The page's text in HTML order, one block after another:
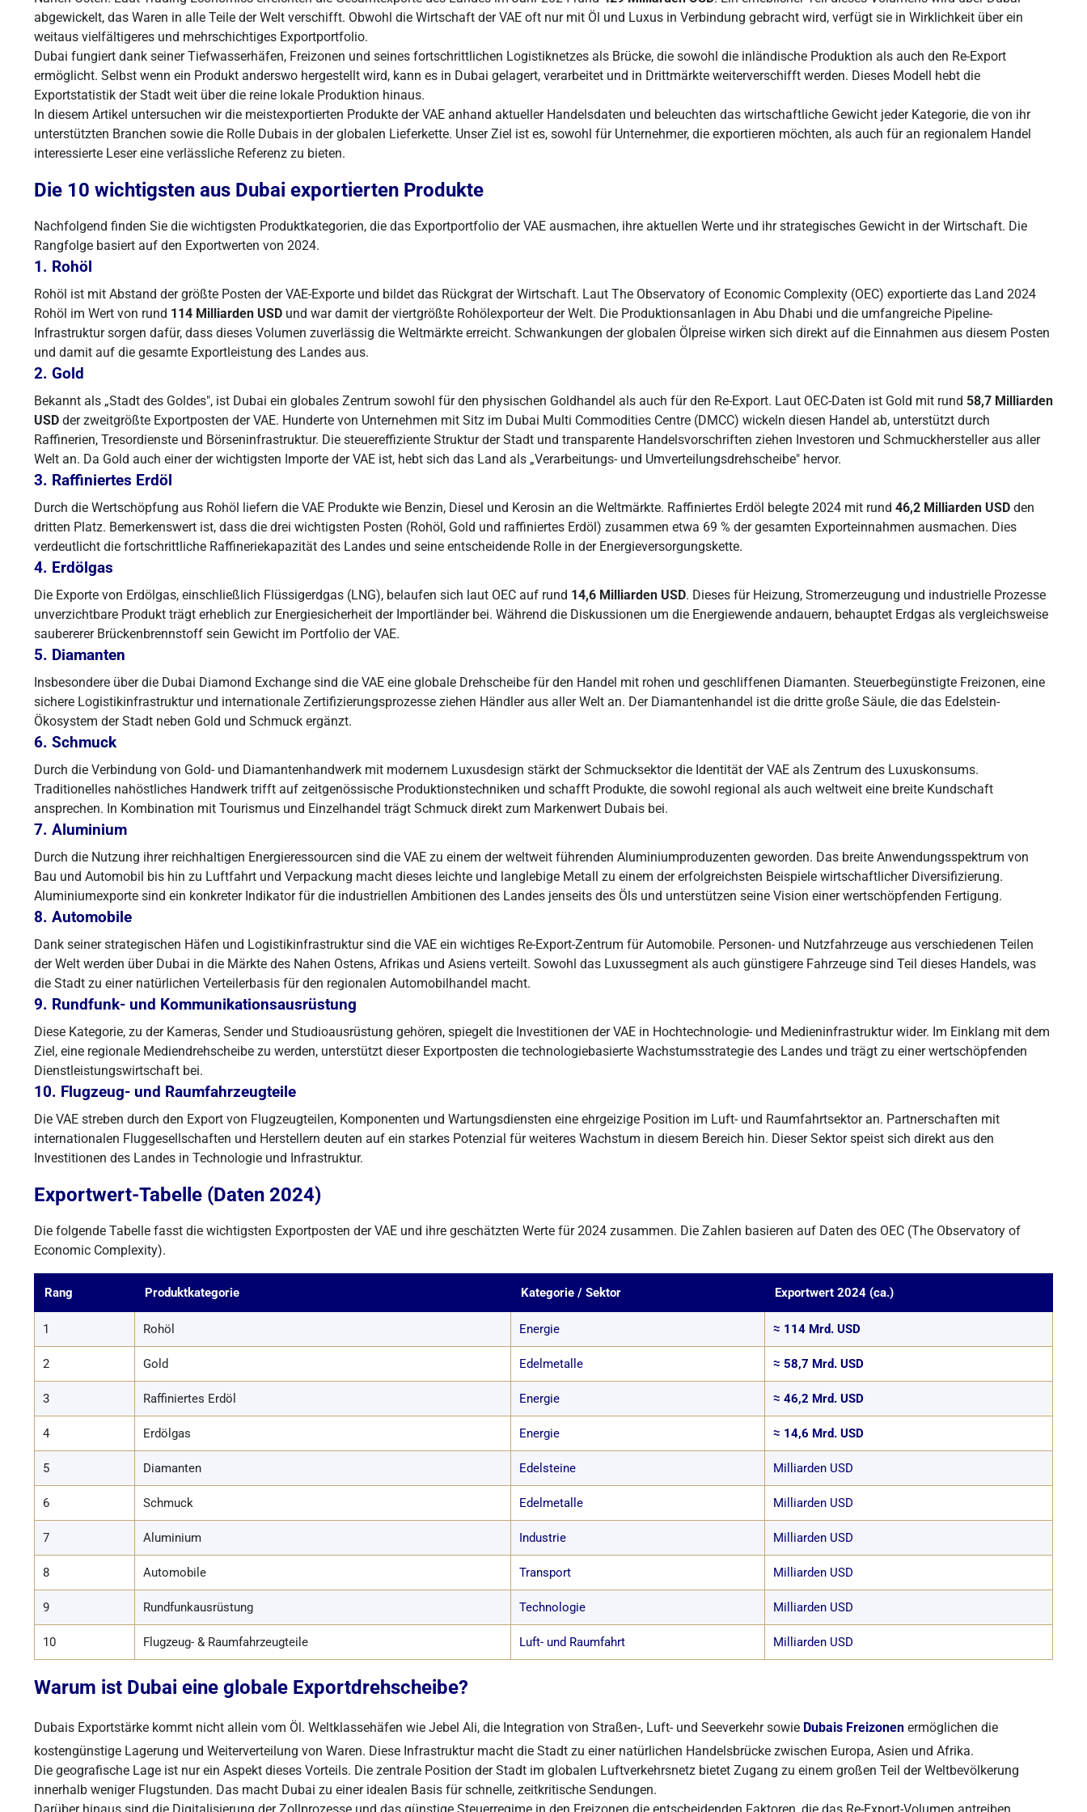
abgewickelt, das Waren in alle Teile der Welt verschifft. Obwohl die Wirtschaft der VAE oft nur mit Öl und Luxus in Verbindung gebracht wird, verfügt sie in Wirklichkeit über ein
weitaus vielfältigeres und mehrschichtiges Exportportfolio.
Dubai fungiert dank seiner Tiefwasserhäfen, Freizonen und seines fortschrittlichen Logistiknetzes als Brücke, die sowohl die inländische Produktion als auch den Re-Export
ermöglicht. Selbst wenn ein Produkt anderswo hergestellt wird, kann es in Dubai gelagert, verarbeitet und in Drittmärkte weiterverschifft werden. Dieses Modell hebt die
Exportstatistik der Stadt weit über die reine lokale Produktion hinaus.
In diesem Artikel untersuchen wir die meistexportierten Produkte der VAE anhand aktueller Handelsdaten und beleuchten das wirtschaftliche Gewicht jeder Kategorie, die von ihr
unterstützten Branchen sowie die Rolle Dubais in der globalen Lieferkette. Unser Ziel ist es, sowohl für Unternehmer, die exportieren möchten, als auch für an regionalem Handel
interessierte Leser eine verlässliche Referenz zu bieten.
Die 10 wichtigsten aus Dubai exportierten Produkte
Nachfolgend finden Sie die wichtigsten Produktkategorien, die das Exportportfolio der VAE ausmachen, ihre aktuellen Werte und ihr strategisches Gewicht in der Wirtschaft. Die
Rangfolge basiert auf den Exportwerten von 2024.
1. Rohöl
Rohöl ist mit Abstand der größte Posten der VAE-Exporte und bildet das Rückgrat der Wirtschaft. Laut The Observatory of Economic Complexity (OEC) exportierte das Land 2024
Rohöl im Wert von rund 114 Milliarden USD und war damit der viertgrößte Rohölexporteur der Welt. Die Produktionsanlagen in Abu Dhabi und die umfangreiche Pipeline-
Infrastruktur sorgen dafür, dass dieses Volumen zuverlässig die Weltmärkte erreicht. Schwankungen der globalen Ölpreise wirken sich direkt auf die Einnahmen aus diesem Posten
und damit auf die gesamte Exportleistung des Landes aus.
2. Gold
Bekannt als „Stadt des Goldes", ist Dubai ein globales Zentrum sowohl für den physischen Goldhandel als auch für den Re-Export. Laut OEC-Daten ist Gold mit rund 58,7 Milliarden
USD der zweitgrößte Exportposten der VAE. Hunderte von Unternehmen mit Sitz im Dubai Multi Commodities Centre (DMCC) wickeln diesen Handel ab, unterstützt durch
Raffinerien, Tresordienste und Börseninfrastruktur. Die steuereffiziente Struktur der Stadt und transparente Handelsvorschriften ziehen Investoren und Schmuckhersteller aus aller
Welt an. Da Gold auch einer der wichtigsten Importe der VAE ist, hebt sich das Land als „Verarbeitungs- und Umverteilungsdrehscheibe" hervor.
3. Raffiniertes Erdöl
Durch die Wertschöpfung aus Rohöl liefern die VAE Produkte wie Benzin, Diesel und Kerosin an die Weltmärkte. Raffiniertes Erdöl belegte 2024 mit rund 46,2 Milliarden USD den
dritten Platz. Bemerkenswert ist, dass die drei wichtigsten Posten (Rohöl, Gold und raffiniertes Erdöl) zusammen etwa 69 % der gesamten Exporteinnahmen ausmachen. Dies
verdeutlicht die fortschrittliche Raffineriekapazität des Landes und seine entscheidende Rolle in der Energieversorgungskette.
4. Erdölgas
Die Exporte von Erdölgas, einschließlich Flüssigerdgas (LNG), belaufen sich laut OEC auf rund 14,6 Milliarden USD. Dieses für Heizung, Stromerzeugung und industrielle Prozesse
unverzichtbare Produkt trägt erheblich zur Energiesicherheit der Importländer bei. Während die Diskussionen um die Energiewende andauern, behauptet Erdgas als vergleichsweise
saubererer Brückenbrennstoff sein Gewicht im Portfolio der VAE.
5. Diamanten
Insbesondere über die Dubai Diamond Exchange sind die VAE eine globale Drehscheibe für den Handel mit rohen und geschliffenen Diamanten. Steuerbegünstigte Freizonen, eine
sichere Logistikinfrastruktur und internationale Zertifizierungsprozesse ziehen Händler aus aller Welt an. Der Diamantenhandel ist die dritte große Säule, die das Edelstein-
Ökosystem der Stadt neben Gold und Schmuck ergänzt.
6. Schmuck
Durch die Verbindung von Gold- und Diamantenhandwerk mit modernem Luxusdesign stärkt der Schmucksektor die Identität der VAE als Zentrum des Luxuskonsums.
Traditionelles nahöstliches Handwerk trifft auf zeitgenössische Produktionstechniken und schafft Produkte, die sowohl regional als auch weltweit eine breite Kundschaft
ansprechen. In Kombination mit Tourismus und Einzelhandel trägt Schmuck direkt zum Markenwert Dubais bei.
7. Aluminium
Durch die Nutzung ihrer reichhaltigen Energieressourcen sind die VAE zu einem der weltweit führenden Aluminiumproduzenten geworden. Das breite Anwendungsspektrum von
Bau und Automobil bis hin zu Luftfahrt und Verpackung macht dieses leichte und langlebige Metall zu einem der erfolgreichsten Beispiele wirtschaftlicher Diversifizierung.
Aluminiumexporte sind ein konkreter Indikator für die industriellen Ambitionen des Landes jenseits des Öls und unterstützen seine Vision einer wertschöpfenden Fertigung.
8. Automobile
Dank seiner strategischen Häfen und Logistikinfrastruktur sind die VAE ein wichtiges Re-Export-Zentrum für Automobile. Personen- und Nutzfahrzeuge aus verschiedenen Teilen
der Welt werden über Dubai in die Märkte des Nahen Ostens, Afrikas und Asiens verteilt. Sowohl das Luxussegment als auch günstigere Fahrzeuge sind Teil dieses Handels, was
die Stadt zu einer natürlichen Verteilerbasis für den regionalen Automobilhandel macht.
9. Rundfunk- und Kommunikationsausrüstung
Diese Kategorie, zu der Kameras, Sender und Studioausrüstung gehören, spiegelt die Investitionen der VAE in Hochtechnologie- und Medieninfrastruktur wider. Im Einklang mit dem
Ziel, eine regionale Mediendrehscheibe zu werden, unterstützt dieser Exportposten die technologiebasierte Wachstumsstrategie des Landes und trägt zu einer wertschöpfenden
Dienstleistungswirtschaft bei.
10. Flugzeug- und Raumfahrzeugteile
Die VAE streben durch den Export von Flugzeugteilen, Komponenten und Wartungsdiensten eine ehrgeizige Position im Luft- und Raumfahrtsektor an. Partnerschaften mit
internationalen Fluggesellschaften und Herstellern deuten auf ein starkes Potenzial für weiteres Wachstum in diesem Bereich hin. Dieser Sektor speist sich direkt aus den
Investitionen des Landes in Technologie und Infrastruktur.
Exportwert-Tabelle (Daten 2024)
Die folgende Tabelle fasst die wichtigsten Exportposten der VAE und ihre geschätzten Werte für 2024 zusammen. Die Zahlen basieren auf Daten des OEC (The Observatory of
Economic Complexity).
Rang Produktkategorie Kategorie / Sektor Exportwert 2024 (ca.)
1 Rohöl Energie ≈ 114 Mrd. USD
2 Gold Edelmetalle ≈ 58,7 Mrd. USD
3 Raffiniertes Erdöl Energie ≈ 46,2 Mrd. USD
4 Erdölgas Energie ≈ 14,6 Mrd. USD
5 Diamanten Edelsteine Milliarden USD
6 Schmuck Edelmetalle Milliarden USD
7 Aluminium Industrie Milliarden USD
8 Automobile Transport Milliarden USD
9 Rundfunkausrüstung Technologie Milliarden USD
10 Flugzeug- & Raumfahrzeugteile Luft- und Raumfahrt Milliarden USD
Warum ist Dubai eine globale Exportdrehscheibe?
Dubais Exportstärke kommt nicht allein vom Öl. Weltklassehäfen wie Jebel Ali, die Integration von Straßen-, Luft- und Seeverkehr sowie Dubais Freizonen ermöglichen die
kostengünstige Lagerung und Weiterverteilung von Waren. Diese Infrastruktur macht die Stadt zu einer natürlichen Handelsbrücke zwischen Europa, Asien und Afrika.
Die geografische Lage ist nur ein Aspekt dieses Vorteils. Die zentrale Position der Stadt im globalen Luftverkehrsnetz bietet Zugang zu einem großen Teil der Weltbevölkerung
innerhalb weniger Flugstunden. Das macht Dubai zu einer idealen Basis für schnelle, zeitkritische Sendungen.